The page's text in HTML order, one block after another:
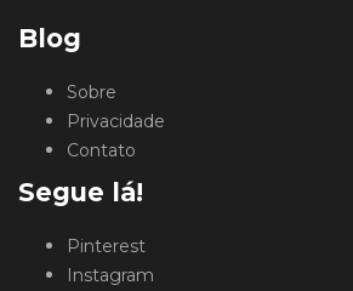
Blog
Sobre
Privacidade
Contato
Segue lá!
Pinterest
Instagram